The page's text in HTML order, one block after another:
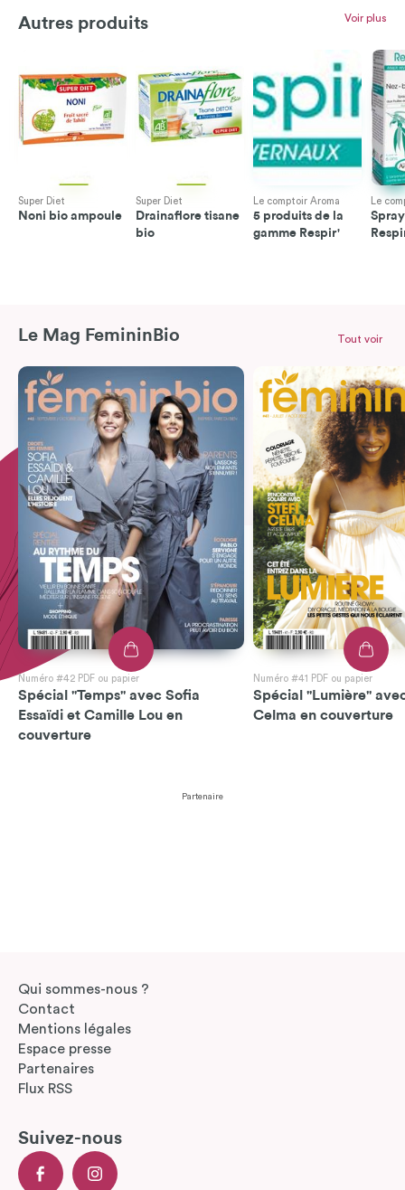
Autres produits Voir plus
Super Diet
Noni bio ampoule
Super Diet
Drainaflore tisane
bio
Le comptoir Aroma
5 produits de la
gamme Respir'
Le
Le Mag FemininBio
Numéro #42 PDF ou papier
Spécial "Temps" avec Sofia
Essaïdi et Camille Lou en
couverture
Numéro #41 PDF ou papier
Spécial "Lumière"
Celma en couverture
Tout voir
Partenaire
Qui sommes-nous ?
Contact
Mentions légales
Espace presse
Partenaires
Flux RSS
Suivez-nous